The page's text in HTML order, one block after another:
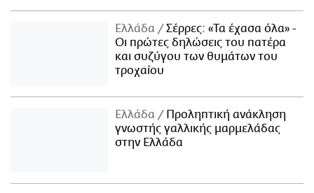
Ελλάδα
Σέρρες: «Τα έχασα όλα» -
Οι πρώτες δηλώσεις του πατέρα
και συζύγου των θυμάτων του
τροχαίου
Ελλάδα
Προληπτική ανάκληση
γνωστής γαλλικής μαρμελάδας
στην Ελλάδα